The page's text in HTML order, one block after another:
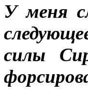
У меня
силы